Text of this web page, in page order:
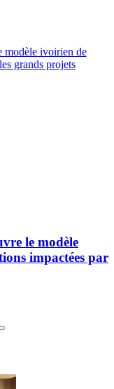
le modèle
impactées par